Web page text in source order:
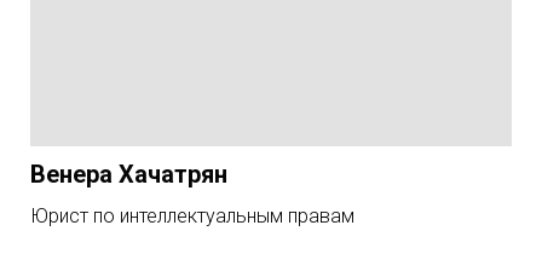
Венера Хачатрян
Юрист по интеллектуальным правам